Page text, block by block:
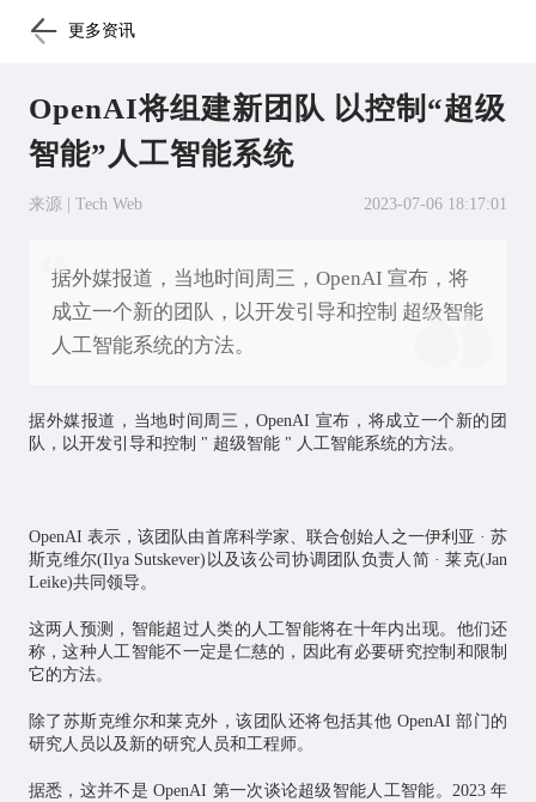
更多资讯
OpenAI将组建新团队 以控制“超级
智能”人工智能系统
来源 | Tech Web 2023-07-06 18:17:01
据外媒报道，当地时间周三，OpenAI 宣布，将
成立一个新的团队，以开发引导和控制 超级智能
人工智能系统的方法。
据外媒报道，当地时间周三，OpenAI 宣布，将成立一个新的团
队，以开发引导和控制 " 超级智能 " 人工智能系统的方法。
OpenAI 表示，该团队由首席科学家、联合创始人之一伊利亚 · 苏
斯克维尔(Ilya Sutskever)以及该公司协调团队负责人简 · 莱克(Jan
Leike)共同领导。
这两人预测，智能超过人类的人工智能将在十年内出现。他们还
称，这种人工智能不一定是仁慈的，因此有必要研究控制和限制
它的方法。
除了苏斯克维尔和莱克外，该团队还将包括其他 OpenAI 部门的
研究人员以及新的研究人员和工程师。
据悉，这并不是 OpenAI 第一次谈论超级智能人工智能。2023 年